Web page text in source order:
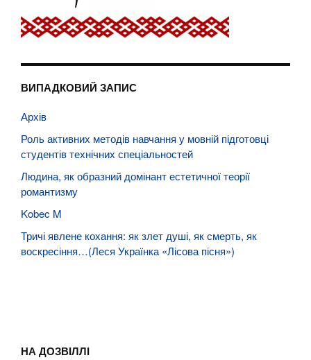
ВИПАДКОВИЙ ЗАПИС
Архів
Роль активних методів навчання у мовній підготовці
студентів технічних спеціальностей
Людина, як образний домінант естетичної теорії
романтизму
Kobec M
Тричі явлене кохання: як злет душі, як смерть, як
воскресіння…(Леся Українка «Лісова пісня»)
НА ДОЗВІЛЛІ